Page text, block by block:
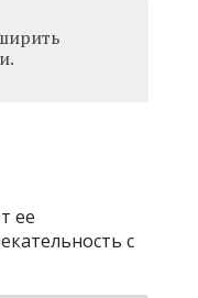
ее
с